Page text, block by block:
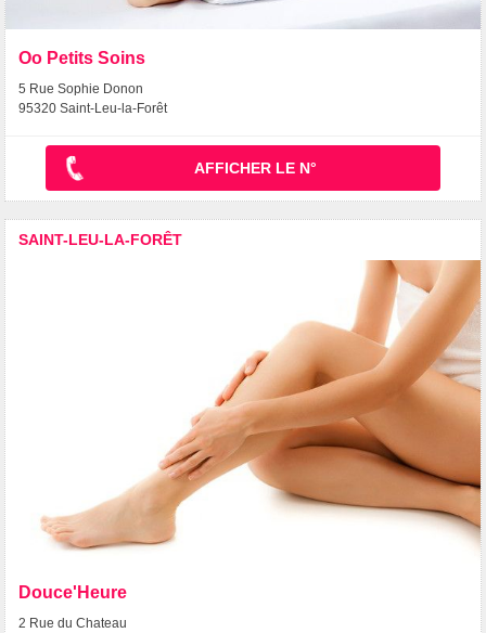
Oo Petits Soins
5 Rue Sophie Donon
95320 Saint-Leu-la-Forêt
AFFICHER LE N°
SAINT-LEU-LA-FORÊT
Douce'Heure
2 Rue du Chateau